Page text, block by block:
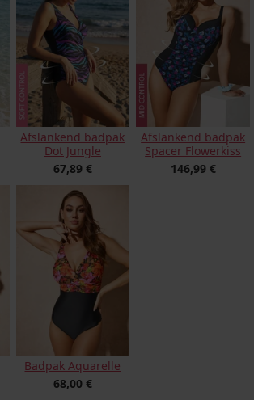
Afslankend badpak
Dot Jungle
67,89 €
Afslankend badpak
Spacer Flowerkiss
146,99 €
Badpak Aquarelle
68,00 €